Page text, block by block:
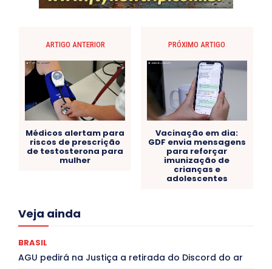
ARTIGO ANTERIOR
Médicos alertam para
riscos de prescrição
de testosterona para
mulher
PRÓXIMO ARTIGO
Vacinação em dia:
GDF envia mensagens
para reforçar
imunização de
crianças e
adolescentes
Veja ainda
Acre
Congressuanas & Esplanadumas
Covid-19
Crônica Política Crônicas
CULTURA
Cultura e Tal
DANÇA Dengue
Denuncia
BRASIL
AGU pedirá na Justiça a retirada do Discord do ar